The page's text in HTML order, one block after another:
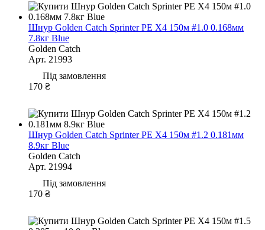
Шнур Golden Catch Sprinter PE X4 150м #1.0 0.168мм
7.8кг Blue
Golden Catch
Арт. 21993
Під замовлення
170 ₴
Шнур Golden Catch Sprinter PE X4 150м #1.2 0.181мм
8.9кг Blue
Golden Catch
Арт. 21994
Під замовлення
170 ₴